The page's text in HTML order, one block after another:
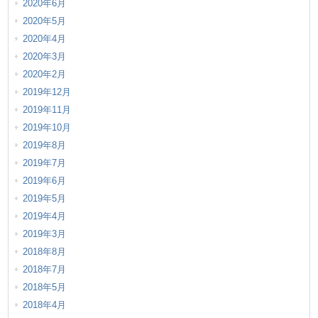
2020年6月
2020年5月
2020年4月
2020年3月
2020年2月
2019年12月
2019年11月
2019年10月
2019年8月
2019年7月
2019年6月
2019年5月
2019年4月
2019年3月
2018年8月
2018年7月
2018年5月
2018年4月